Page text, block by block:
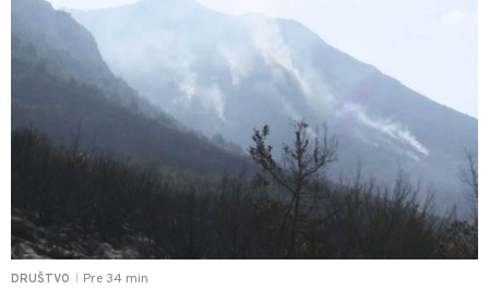
DRUŠTVO Pre 34 min